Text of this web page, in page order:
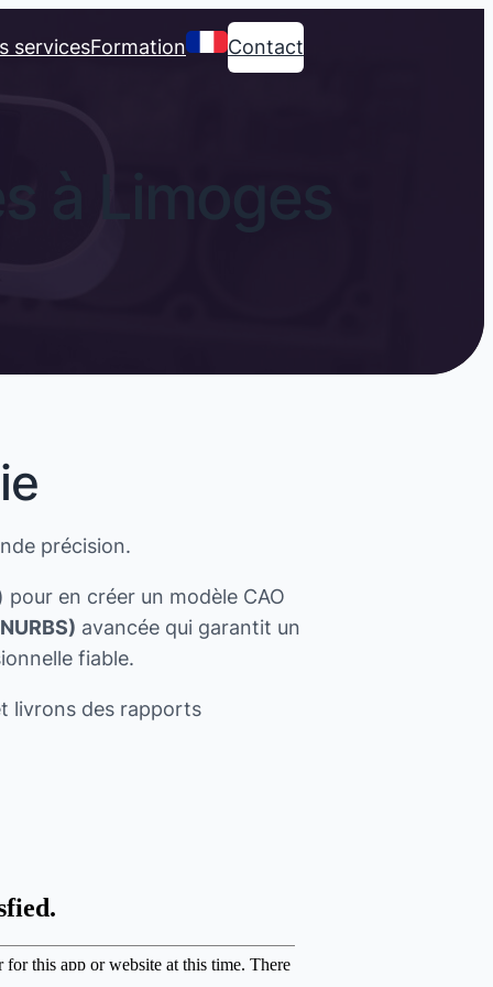
servicesFormation Contact
précision.
en créer un modèle CAO
avancée qui garantit un
fiable.
livrons des rapports